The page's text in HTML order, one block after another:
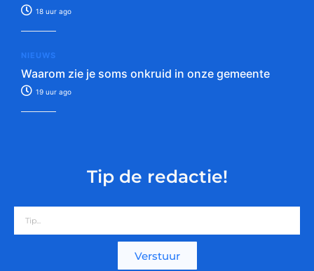
18 uur ago
NIEUWS
Waarom zie je soms onkruid in onze gemeente
19 uur ago
Tip de redactie!
Verstuur